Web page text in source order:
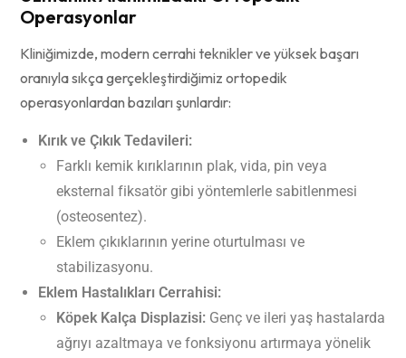
Operasyonlar
Kliniğimizde, modern cerrahi teknikler ve yüksek başarı
oranıyla sıkça gerçekleştirdiğimiz ortopedik
operasyonlardan bazıları şunlardır:
Kırık ve Çıkık Tedavileri:
Farklı kemik kırıklarının plak, vida, pin veya
eksternal fiksatör gibi yöntemlerle sabitlenmesi
(osteosentez).
Eklem çıkıklarının yerine oturtulması ve
stabilizasyonu.
Eklem Hastalıkları Cerrahisi:
Köpek Kalça Displazisi: Genç ve ileri yaş hastalarda
ağrıyı azaltmaya ve fonksiyonu artırmaya yönelik